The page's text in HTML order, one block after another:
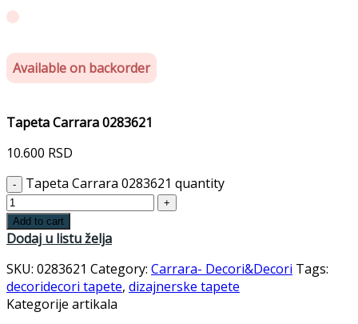
Available on backorder
Tapeta Carrara 0283621
10.600 RSD
Tapeta Carrara 0283621 quantity
Add to cart
Dodaj u listu želja
SKU: 0283621 Category: Carrara- Decori&Decori Tags:
decoridecori tapete, dizajnerske tapete
Kategorije artikala